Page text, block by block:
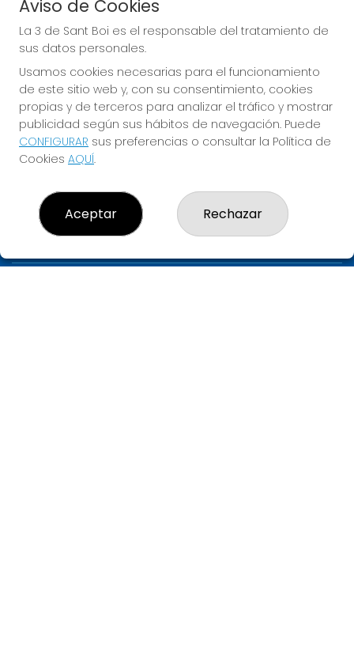
Sorteo del día 06-08-2026
PRÓXIMO BOTE MILLONARIO:
700.000€
JUGAR BONOLOTO
Aviso de Cookies
La 3 de Sant Boi es el responsable del tratamiento de
sus datos personales.
Usamos cookies necesarias para el funcionamiento
de este sitio web y, con su consentimiento, cookies
propias y de terceros para analizar el tráfico y mostrar
publicidad según sus hábitos de navegación. Puede
CONFIGURAR sus preferencias o consultar la Política de
Cookies AQUÍ.
Aceptar Rechazar